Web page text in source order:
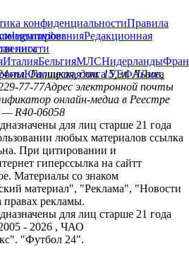
конфиденциальностиПравила
Редакционная
telegramviber
лига
ИталияБельгияМЛСНидерланды
Юношеская лига УЕФАЛига
пл. Галицкая, дом. 15, м. Львов,
77-77Адрес электронной почты
онлайн-медиа в Реестре
— R40-06058
для лиц старше 21 года
любых материалов ссылка
При цитировании и
гиперссылка на сайтт
Материалы со знаком
материал", "Реклама", "Новости
рекламы.
для лиц старше 21 года
- 2026 , ЧАО
"Футбол 24".